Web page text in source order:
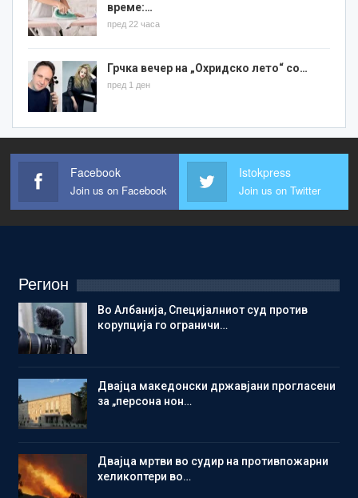
време:…
пред 22 часа
Грчка вечер на „Охридско лето“ со…
пред 1 ден
Facebook
Join us on Facebook
Istokpress
Join us on Twitter
Регион
Во Албанија, Специјалниот суд против
корупција го ограничи…
Двајца македонски државјани прогласени
за „персона нон…
Двајца мртви во судир на противпожарни
хеликоптери во…